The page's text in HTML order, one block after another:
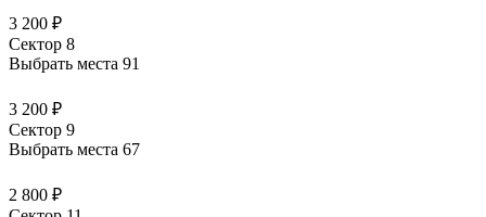
3 200 ₽
Сектор 8
Выбрать места 91
3 200 ₽
Сектор 9
Выбрать места 67
2 800 ₽